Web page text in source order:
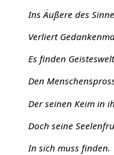
Ins Äußere des
Verliert
Es finden
Den
Der seinen Keim in
Doch seine
In sich muss finden.